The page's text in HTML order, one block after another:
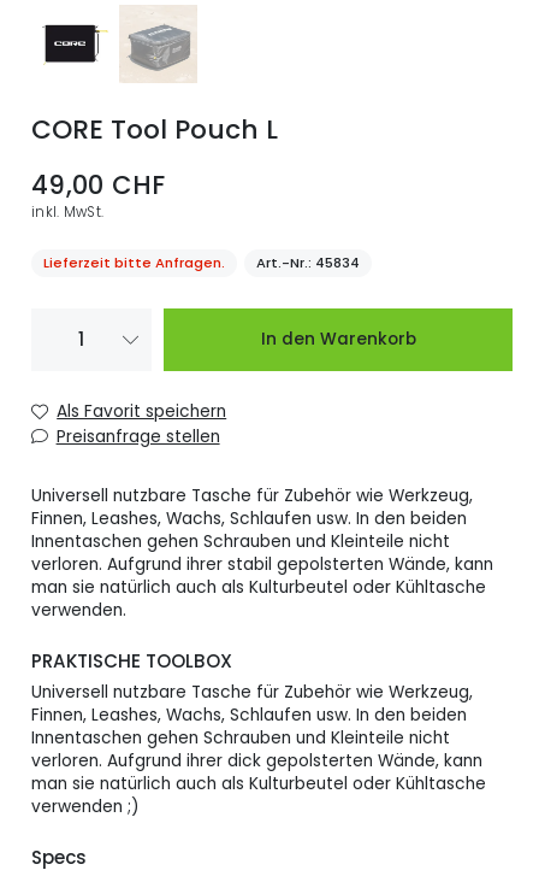
CORE Tool Pouch L
49,00 CHF
inkl. MwSt.
Art.-Nr. 45834
Lieferzeit bitte Anfragen.
In den Warenkorb
Als Favorit speichern
Universell nutzbare Tasche für Zubehör wie Werkzeug,
Finnen, Leashes, Wachs, Schlaufen usw. In den beiden
Innentaschen gehen Schrauben und Kleinteile nicht
verloren. Aufgrund ihrer stabil gepolsterten Wände, kann
man sie natürlich auch als Kulturbeutel oder Kühltasche
verwenden.
PRAKTISCHE TOOLBOX
Universell nutzbare Tasche für Zubehör wie Werkzeug,
Finnen, Leashes, Wachs, Schlaufen usw. In den beiden
Innentaschen gehen Schrauben und Kleinteile nicht
verloren. Aufgrund ihrer dick gepolsterten Wände, kann
man sie natürlich auch als Kulturbeutel oder Kühltasche
verwenden ;)
Specs
Preisanfrage stellen